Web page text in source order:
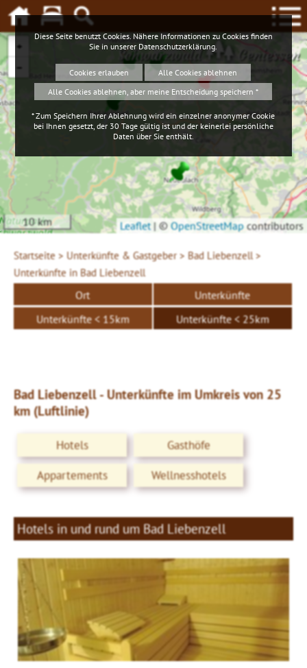
Schwarzwald Geniessen
+
−
10 km Leaflet |©OpenStreetMapcontributors
Startseite > Unterkünfte & Gastgeber > Bad Liebenzell >
Unterkünfte in Bad Liebenzell
Ort
Unterkünfte
Unterkünfte < 15km
Unterkünfte < 25km
Bad Liebenzell - Unterkünfte im Umkreis von 25
km (Luftlinie)
Hotels
Gasthöfe
Appartements
Wellnesshotels
Hotels in und rund um Bad Liebenzell
Diese Seite benutzt Cookies. Nähere Informationen zu Cookies finden
Sie in unserer Datenschutzerklärung
Cookies erlauben
Alle Cookies ablehnen
Alle Cookies ablehnen, aber meine Entscheidung speichern *
* Zum Speichern Ihrer Ablehnung wird ein einzelner anonymer Cookie
bei Ihnen gesetzt, der 30 Tage gültig ist und der keinerlei persönliche
Daten über Sie enthält.